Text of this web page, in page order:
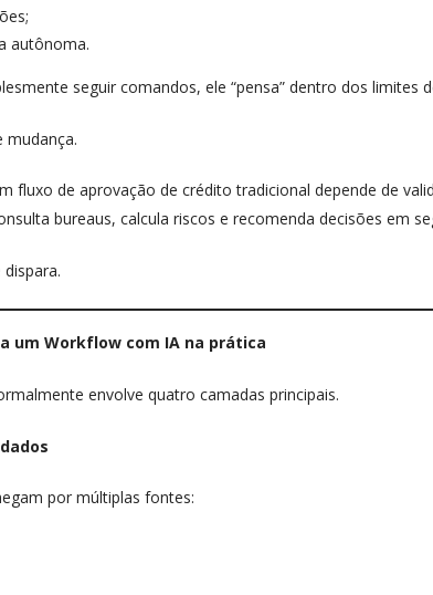
autônoma.
seguir comandos, ele “pensa” dentro dos limites
mudança.
fluxo de aprovação de crédito tradicional depende de
bureaus, calcula riscos e recomenda decisões em
um Workflow com IA na prática
envolve quatro camadas principais.
por múltiplas fontes: